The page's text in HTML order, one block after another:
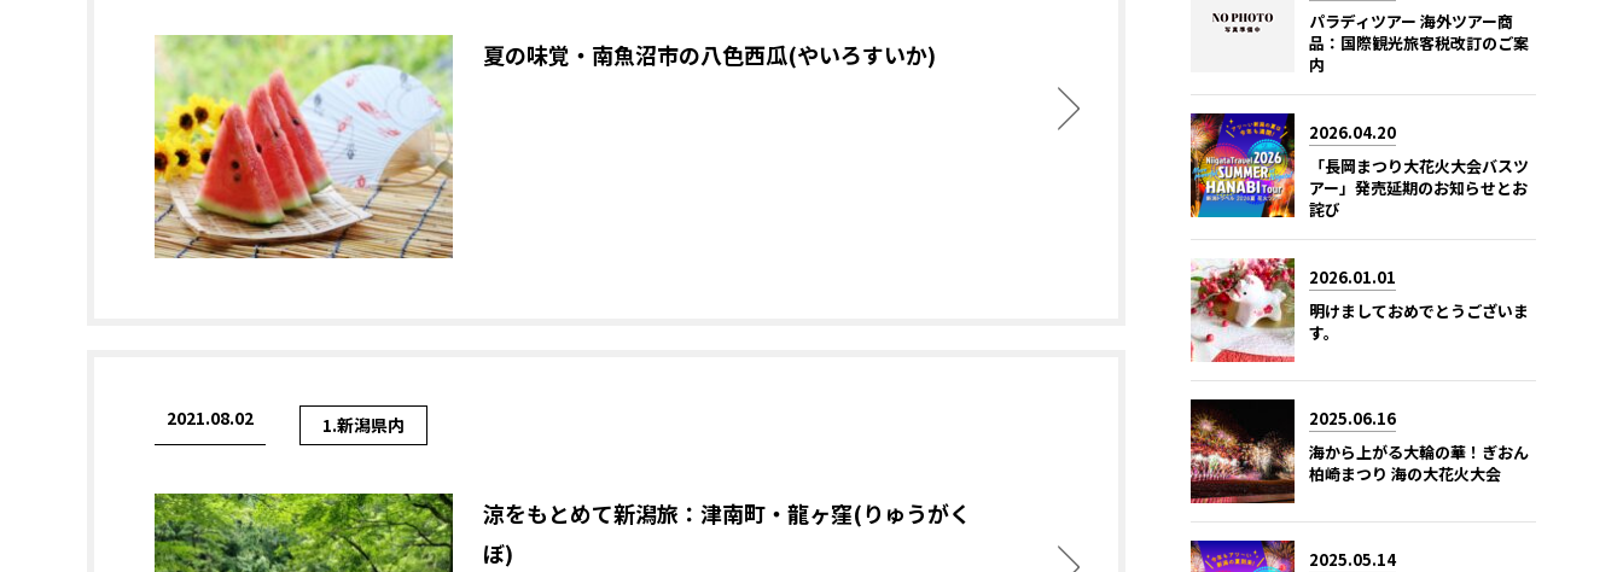
夏の味覚・南魚沼市の八色西瓜(やいろすいか)
2021.08.02 1.新潟県内
涼をもとめて新潟旅：津南町・龍ヶ窪(りゅうがく
ぼ)
パラディツアー 海外ツアー商
品：国際観光旅客税改訂のご案
内
2026.04.20
「長岡まつり大花火大会バスツ
アー」発売延期のお知らせとお
詫び
2026.01.01
明けましておめでとうございま
す。
2025.06.16
海から上がる大輪の華！ぎおん
柏崎まつり 海の大花火大会
2025.05.14